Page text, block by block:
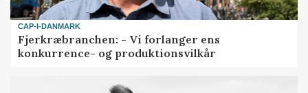
CAP-I-DANMARK
Fjerkræbranchen: - Vi forlanger ens
konkurrence- og produktionsvilkår